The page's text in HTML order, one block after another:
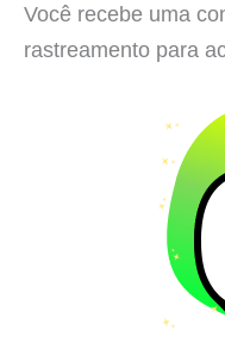
Você recebe uma
rastreamento para